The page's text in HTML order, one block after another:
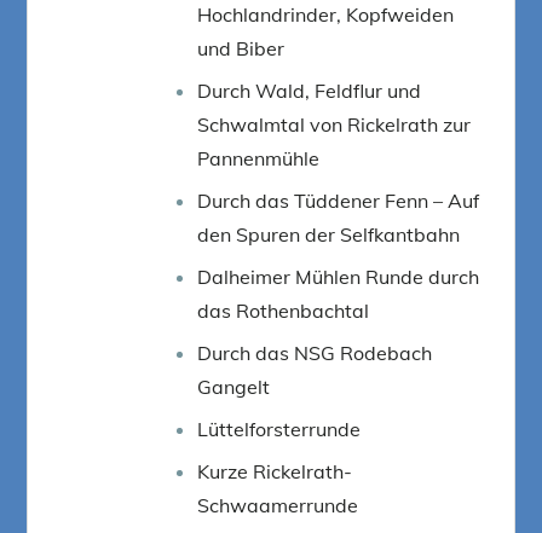
Hochlandrinder, Kopfweiden
und Biber
Durch Wald, Feldflur und
Schwalmtal von Rickelrath zur
Pannenmühle
Durch das Tüddener Fenn – Auf
den Spuren der Selfkantbahn
Dalheimer Mühlen Runde durch
das Rothenbachtal
Durch das NSG Rodebach
Gangelt
Lüttelforsterrunde
Kurze Rickelrath-
Schwaamerrunde